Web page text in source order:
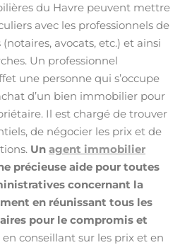
du Havre peuvent mettre
avec les professionnels de
avocats, etc.) et ainsi
Un professionnel
une personne qui s’occupe
d’un bien immobilier pour
Il est chargé de trouver
de négocier les prix et de
Un agent immobilier
précieuse aide pour toutes
concernant la
en réunissant tous les
pour le compromis et
en conseillant sur les prix et en